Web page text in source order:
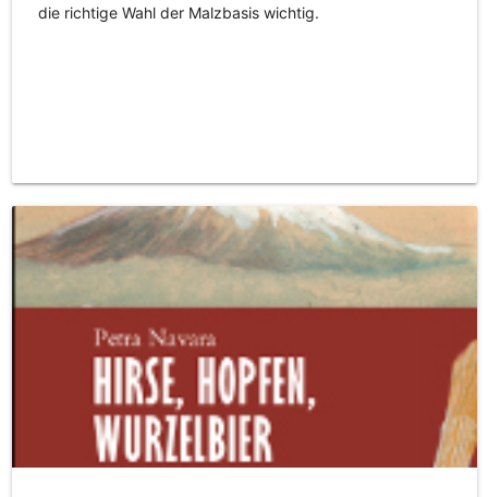
die richtige Wahl der Malzbasis wichtig.